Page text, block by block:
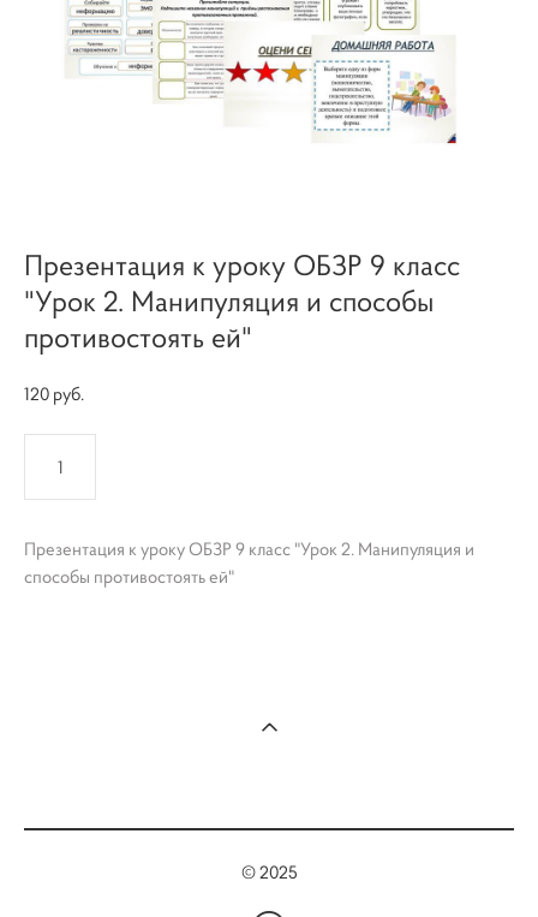
Презентация к уроку ОБЗР 9 класс
"Урок 2. Манипуляция и способы
противостоять ей"
120 pуб.
Презентация к уроку ОБЗР 9 класс "Урок 2. Манипуляция и
способы противостоять ей"
© 2025